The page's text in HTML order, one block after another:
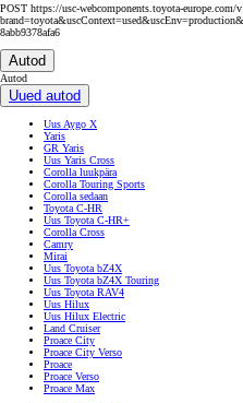
POST https://usc-webcomponents.toyota-europe.com/
8abb9378afa6
Autod
Autod
Uued autod
Uus Aygo X
Yaris
GR Yaris
Uus Yaris Cross
Corolla luukpära
Corolla Touring Sports
Corolla sedaan
Toyota C-HR
Uus Toyota C-HR+
Corolla Cross
Camry
Mirai
Uus Toyota bZ4X
Uus Toyota bZ4X Touring
Uus Toyota RAV4
Uus Hilux
Uus Hilux Electric
Land Cruiser
Proace City
Proace City Verso
Proace
Proace Verso
Proace Max